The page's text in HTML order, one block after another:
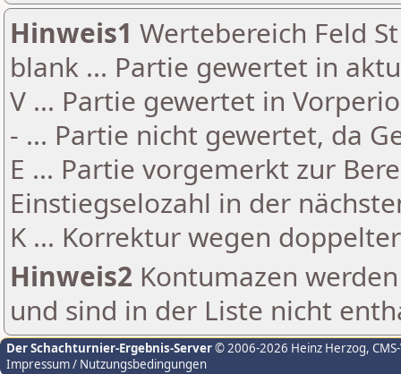
Hinweis1 Wertebereich Feld
blank ... Partie gewertet in
V ... Partie gewertet in
- ... Partie nicht gewertet, da
E ... Partie vorgemerkt zur
Einstiegselozahl in der
K ... Korrektur wegen
Hinweis2 Kontumazen
und sind in der Liste nicht
Der Schachturnier-Ergebnis-Server© 2006-2026 Heinz Herzog,
Impressum / Nutzungsbedingungen